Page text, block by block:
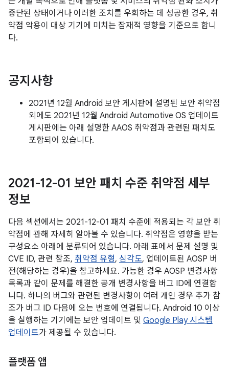
중단된 상태이거나 이러한 조치를 우회하는 데 성공한 경우, 취
약점 악용이 대상 기기에 미치는 잠재적 영향을 기준으로 합니
다.
공지사항
2021년 12월 Android 보안 게시판에 설명된 보안 취약점
외에도 2021년 12월 Android Automotive OS 업데이트
게시판에는 아래 설명한 AAOS 취약점과 관련된 패치도
포함되어 있습니다.
2021-12-01 보안 패치 수준 취약점 세부
정보
다음 섹션에서는 2021-12-01 패치 수준에 적용되는 각 보안 취
약점에 관해 자세히 알아볼 수 있습니다. 취약점은 영향을 받는
구성요소 아래에 분류되어 있습니다. 아래 표에서 문제 설명 및
CVE ID, 관련 참조, 취약점 유형, 심각도, 업데이트된 AOSP 버
전(해당하는 경우)을 참고하세요. 가능한 경우 AOSP 변경사항
목록과 같이 문제를 해결한 공개 변경사항을 버그 ID에 연결합
니다. 하나의 버그와 관련된 변경사항이 여러 개인 경우 추가 참
조가 버그 ID 다음에 오는 번호에 연결됩니다. Android 10 이상
을 실행하는 기기에는 보안 업데이트 및 Google Play 시스템
업데이트가 제공될 수 있습니다.
플랫폼 앱